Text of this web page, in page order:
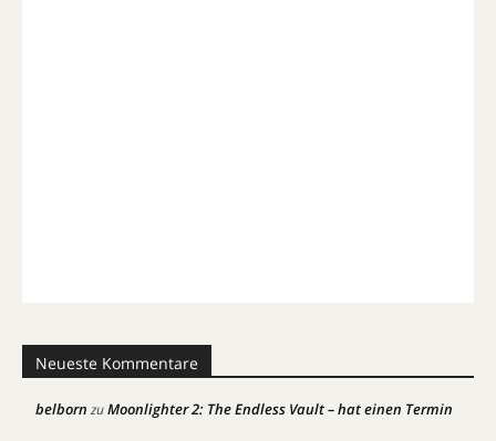
Neueste Kommentare
belborn zuMoonlighter 2: The Endless Vault – hat einen Termin